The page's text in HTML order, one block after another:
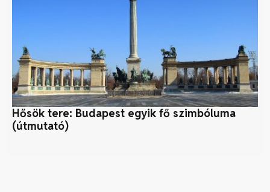
Hősök tere: Budapest egyik fő szimbóluma
(útmutató)